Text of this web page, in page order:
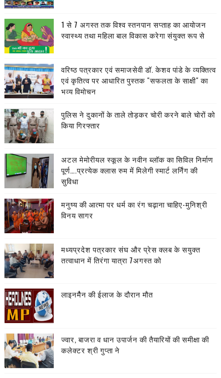
1 से 7 अगस्त तक विश्व स्तनपान सप्ताह का आयोजन
स्वास्थ्य तथा महिला बाल विकास करेगा संयुक्त रूप से
वरिष्ठ पत्रकार एवं समाजसेवी डॉ. केशव पांडे के व्यक्तित्व
एवं कृतित्व पर आधारित पुस्तक "सफलता के साक्षी" का
भव्य विमोचन
पुलिस ने दुकानों के ताले तोड़कर चोरी करने बाले चोरों को
किया गिरफ्तार
अटल मेमोरीयल स्कूल के नवीन ब्लॉक का सिविल निर्माण
पूर्ण….प्रत्येक क्लास रुम में मिलेगी स्मार्ट लर्निंग की
सुविधा
मनुष्य की आत्मा पर धर्म का रंग चढ़ाना चाहिए-मुनिश्री
विनय सागर
मध्यप्रदेश पत्रकार संघ और प्रेस क्लब के सयुक्त
तत्वाधान में तिरंगा यात्रा 7अगस्त को
लाइनमैैन की ईलाज के दौरान मौत
ज्वार, बाजरा व धान उपार्जन की तैयारियों की समीक्षा की
कलेक्टर श्री गुप्ता ने